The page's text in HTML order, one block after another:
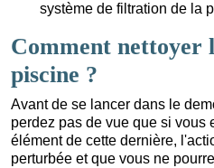
système de filtration de la
Comment nettoyer
piscine ?
Avant de se lancer dans le
perdez pas de vue que si vous
élément de cette dernière,
perturbée et que vous ne